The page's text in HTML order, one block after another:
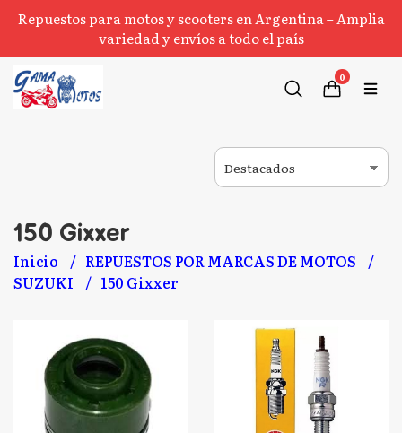
Repuestos para motos y scooters en Argentina – Amplia
variedad y envíos a todo el país
0
150 Gixxer
Inicio
REPUESTOS POR MARCAS DE MOTOS
SUZUKI
150 Gixxer